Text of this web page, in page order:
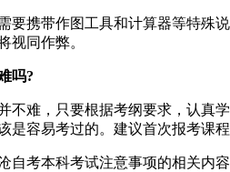
携带作图工具和计算器等特殊说
视同作弊。
吗?
难，只要根据考纲要求，认真学
是容易考过的。建议首次报考课
考本科考试注意事项的相关内容